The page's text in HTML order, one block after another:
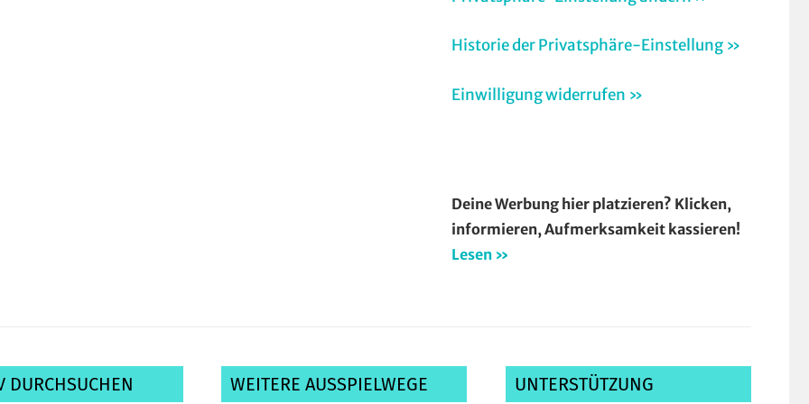
Historie der Privatsphäre-Einstellung »
Einwilligung widerrufen »
Deine Werbung hier platzieren? Klicken,
informieren, Aufmerksamkeit kassieren!
Lesen »
DURCHSUCHEN WEITERE AUSSPIELWEGE UNTERSTÜTZUNG